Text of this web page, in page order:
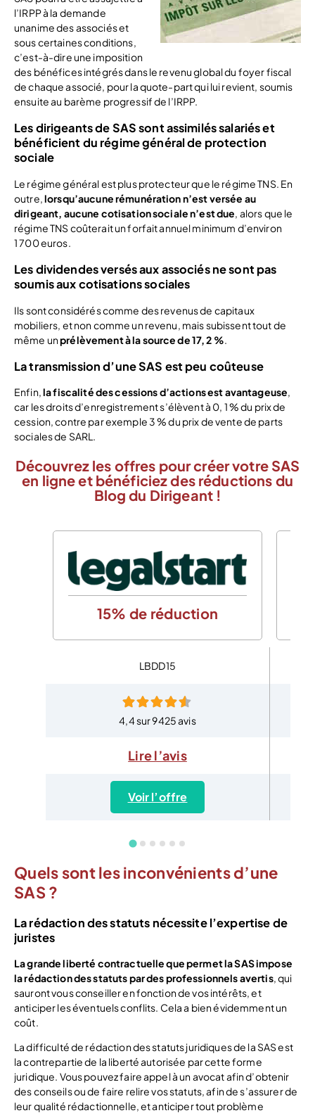
l’IRPP à la demande
unanime des associés et
sous certaines conditions,
c’est-à-dire une imposition
des bénéfices intégrés dans le revenu global du foyer fiscal
de chaque associé, pour la quote-part qui lui revient, soumis
ensuite au barème progressif de l’IRPP.
Les dirigeants de SAS sont assimilés salariés et
bénéficient du régime général de protection
sociale
Le régime général est plus protecteur que le régime TNS. En
outre,lorsqu’aucune rémunération n’est versée au
dirigeant, aucune cotisation sociale n’est due, alors que le
régime TNS coûterait un forfait annuel minimum d’environ
1 700 euros.
Les dividendes versés aux associés ne sont pas
soumis aux cotisations sociales
Ils sont considérés comme des revenus de capitaux
mobiliers, et non comme un revenu, mais subissent tout de
même unprélèvement à la source de 17, 2 %
La transmission d’une SAS est peu coûteuse
Enfin,la fiscalité des cessions d’actions est avantageuse,
car les droits d’enregistrement s’élèvent à 0, 1 % du prix de
cession, contre par exemple 3 % du prix de vente de parts
sociales de SARL.
Découvrez les offres pour créer votre SAS
en ligne et bénéficiez des réductions du
Blog du Dirigeant !
15% de réduction
LBDD15
4,4 sur 9425 avis
Lire l’avis
Voir l’offre
Quels sont les inconvénients d’une
SAS ?
La rédaction des statuts nécessite l’expertise de
juristes
La grande liberté contractuelle que permet la SAS impose
la rédaction des statuts par des professionnels avertis, qui
sauront vous conseiller en fonction de vos intérêts, et
anticiper les éventuels conflits. Cela a bien évidemment un
coût.
La difficulté de rédaction des statuts juridiques de la SAS est
la contrepartie de la liberté autorisée par cette forme
juridique. Vous pouvez faire appel à un avocat afin d’obtenir
des conseils ou de faire relire vos statuts, afin de s’assurer de
leur qualité rédactionnelle, et anticiper tout problème